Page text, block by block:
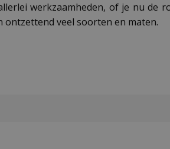
werkzaamheden, of je nu de
ontzettend veel soorten en maten.